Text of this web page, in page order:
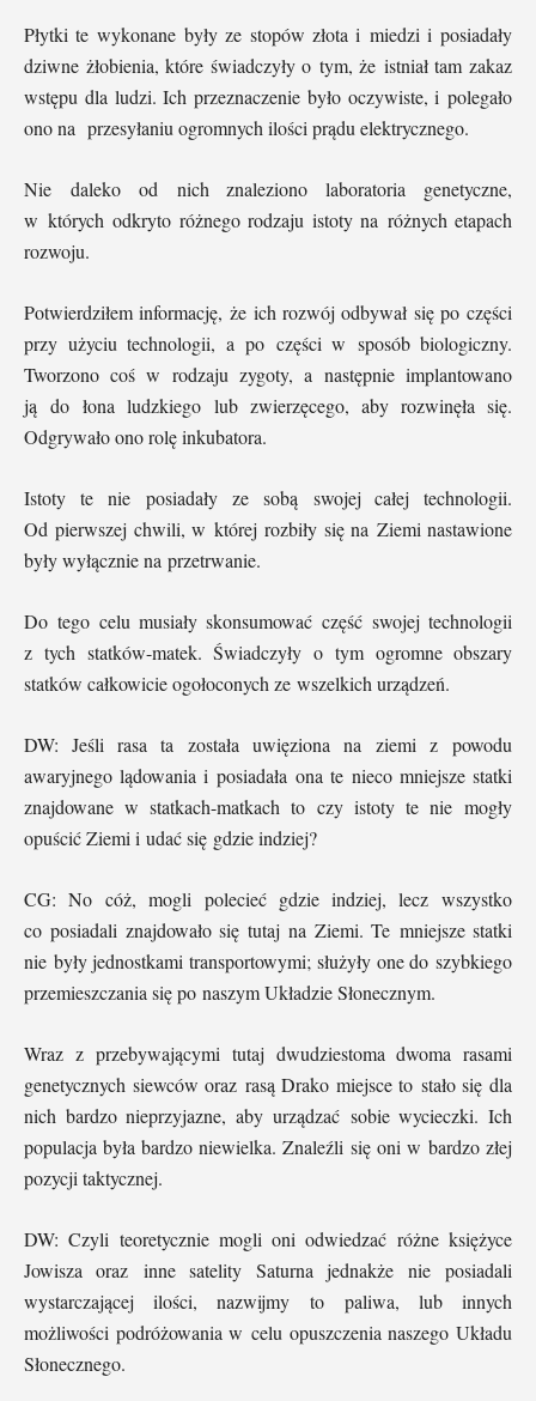
Płytki te wykonane były ze stopów złota i miedzi i posiadały
dziwne żłobienia, które świadczyły o tym, że istniał tam zakaz
wstępu dla ludzi. Ich przeznaczenie było oczywiste, i polegało
ono na przesyłaniu ogromnych ilości prądu elektrycznego.
Nie daleko od nich znaleziono laboratoria genetyczne,
w których odkryto różnego rodzaju istoty na różnych etapach
rozwoju.
Potwierdziłem informację, że ich rozwój odbywał się po części
przy użyciu technologii, a po części w sposób biologiczny.
Tworzono coś w rodzaju zygoty, a następnie implantowano
ją do łona ludzkiego lub zwierzęcego, aby rozwinęła się.
Odgrywało ono rolę inkubatora.
Istoty te nie posiadały ze sobą swojej całej technologii.
Od pierwszej chwili, w której rozbiły się na Ziemi nastawione
były wyłącznie na przetrwanie.
Do tego celu musiały skonsumować część swojej technologii
z tych statków-matek. Świadczyły o tym ogromne obszary
statków całkowicie ogołoconych ze wszelkich urządzeń.
DW: Jeśli rasa ta została uwięziona na ziemi z powodu
awaryjnego lądowania i posiadała ona te nieco mniejsze statki
znajdowane w statkach-matkach to czy istoty te nie mogły
opuścić Ziemi i udać się gdzie indziej?
CG: No cóż, mogli polecieć gdzie indziej, lecz wszystko
co posiadali znajdowało się tutaj na Ziemi. Te mniejsze statki
nie były jednostkami transportowymi; służyły one do szybkiego
przemieszczania się po naszym Układzie Słonecznym.
Wraz z przebywającymi tutaj dwudziestoma dwoma rasami
genetycznych siewców oraz rasą Drako miejsce to stało się dla
nich bardzo nieprzyjazne, aby urządzać sobie wycieczki. Ich
populacja była bardzo niewielka. Znaleźli się oni w bardzo złej
pozycji taktycznej.
DW: Czyli teoretycznie mogli oni odwiedzać różne księżyce
Jowisza oraz inne satelity Saturna jednakże nie posiadali
wystarczającej ilości, nazwijmy to paliwa, lub innych
możliwości podróżowania w celu opuszczenia naszego Układu
Słonecznego.